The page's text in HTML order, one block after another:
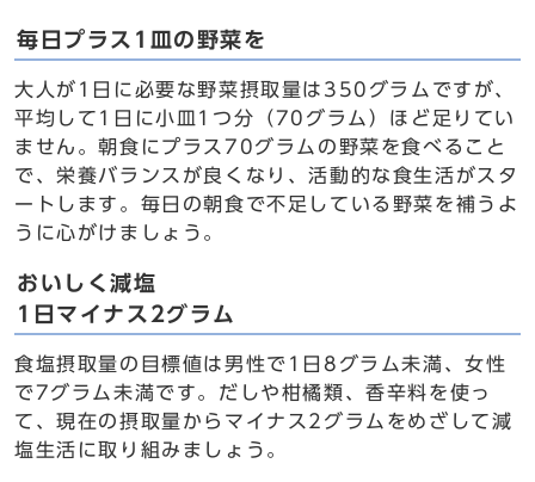
毎日プラス1皿の野菜を
大人が1日に必要な野菜摂取量は350グラムですが、
平均して1日に小皿1つ分（70グラム）ほど足りてい
ません。朝食にプラス70グラムの野菜を食べること
で、栄養バランスが良くなり、活動的な食生活がスタ
ートします。毎日の朝食で不足している野菜を補うよ
うに心がけましょう。
おいしく減塩
1日マイナス2グラム
食塩摂取量の目標値は男性で1日8グラム未満、女性
で7グラム未満です。だしや柑橘類、香辛料を使っ
て、現在の摂取量からマイナス2グラムをめざして減
塩生活に取り組みましょう。